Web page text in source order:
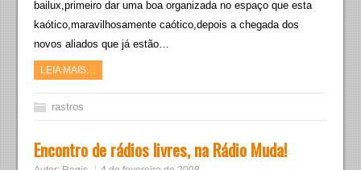
bailux,primeiro dar uma boa organizada no espaço que esta
kaótico,maravilhosamente caótico,depois a chegada dos
novos aliados que já estão…
LEIA MAIS…
rastros
Encontro de rádios livres, na Rádio Muda!